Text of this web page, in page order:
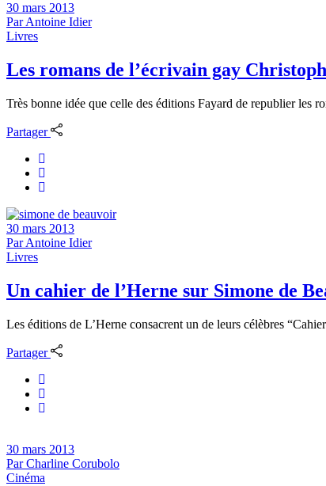
30 mars 2013
ParAntoine Idier
Livres
Les romans de l’écrivain gay
Très bonne idée que celle des éditions Fayard de republier les
Partager
30 mars 2013
ParAntoine Idier
Livres
Un cahier de l’Herne sur Simone de
Les éditions de L’Herne consacrent un de leurs célèbres
Partager
30 mars 2013
ParCharline Corubolo
Cinéma